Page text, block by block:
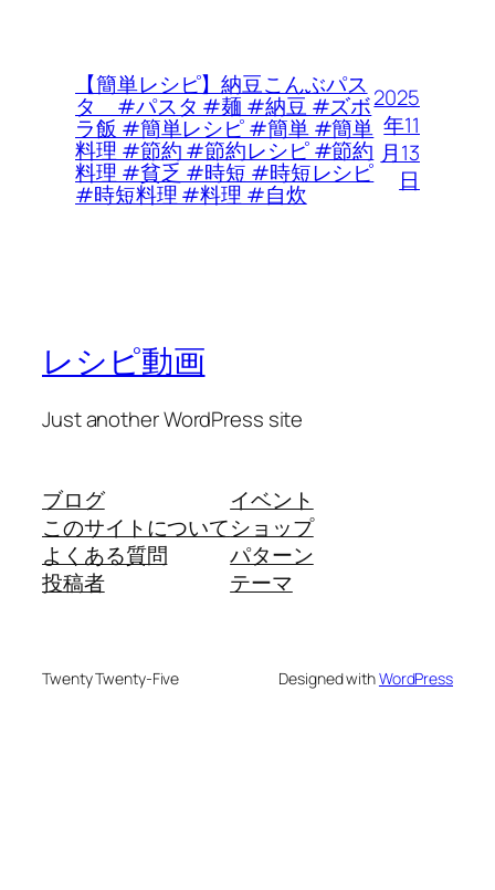
【簡単レシピ】納豆こんぶパス
タ #パスタ #麺 #納豆 #ズボ
ラ飯 #簡単レシピ #簡単 #簡単
料理 #節約 #節約レシピ #節約
料理 #貧乏 #時短 #時短レシピ
#時短料理 #料理 #自炊
2025
年11
月13
日
レシピ動画
Just another WordPress site
ブログ
このサイトについて
よくある質問
投稿者
イベント
ショップ
パターン
テーマ
Twenty Twenty-Five Designed withWordPress